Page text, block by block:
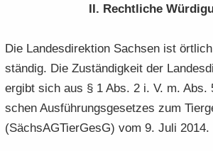
II. Recht­li­che
Die Lan­des­di­rek­ti­on Sach­sen ist
stän­dig. Die Zu­stän­dig­keit der
er­gibt sich aus § 1 Abs. 2 i. V. m.
schen Aus­füh­rungs­ge­set­zes zum
(Säch­s­AG­Tier­GesG) vom 9. Juli 2014.